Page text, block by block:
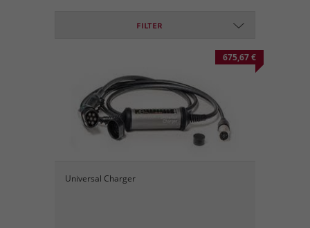
FILTER
675,67 €
Universal Charger